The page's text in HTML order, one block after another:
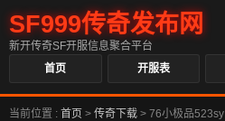
SF999传奇发布网
新开传奇SF开服信息聚合平台
首页
开服表
当前位置 : 首页 > 传奇下载 > 76小极品523sy